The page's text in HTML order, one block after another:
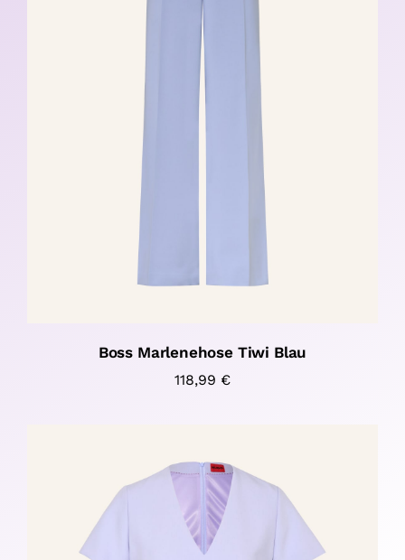
Boss Marlenehose Tiwi Blau
118,99 €